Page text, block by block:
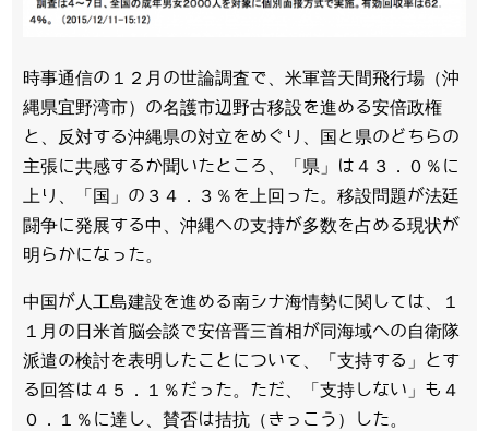
時事通信の１２月の世論調査で、米軍普天間飛行場（沖
縄県宜野湾市）の名護市辺野古移設を進める安倍政権
と、反対する沖縄県の対立をめぐり、国と県のどちらの
主張に共感するか聞いたところ、「県」は４３．０％に
上り、「国」の３４．３％を上回った。移設問題が法廷
闘争に発展する中、沖縄への支持が多数を占める現状が
明らかになった。
中国が人工島建設を進める南シナ海情勢に関しては、１
１月の日米首脳会談で安倍晋三首相が同海域への自衛隊
派遣の検討を表明したことについて、「支持する」とす
る回答は４５．１％だった。ただ、「支持しない」も４
０．１％に達し、賛否は拮抗（きっこう）した。